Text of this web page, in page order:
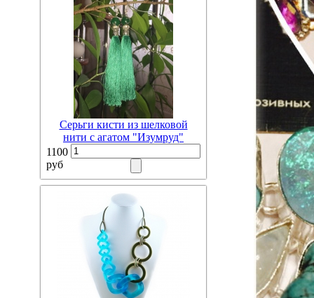
Серьги кисти из шелковой
нити с агатом "Изумруд"
1100
руб